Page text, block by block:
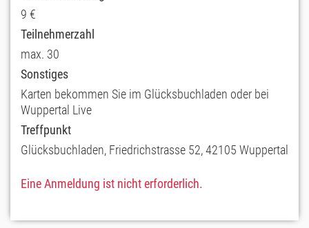
9 €
Teilnehmerzahl
max. 30
Sonstiges
Karten bekommen Sie im Glücksbuchladen oder bei
Wuppertal Live
Treffpunkt
Glücksbuchladen, Friedrichstrasse 52, 42105 Wuppertal
Eine Anmeldung ist nicht erforderlich.